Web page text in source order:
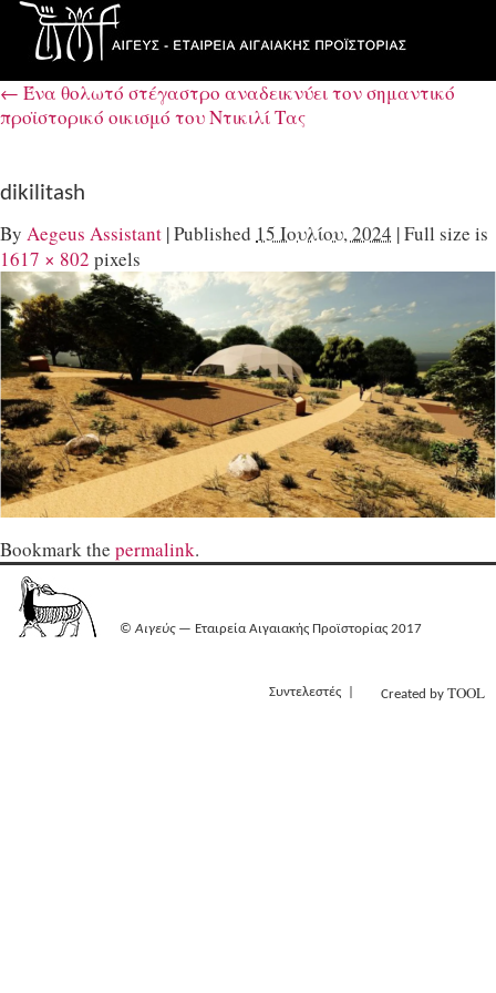
← Ένα θολωτό στέγαστρο αναδεικνύει τον σημαντικό
προϊστορικό οικισμό του Ντικιλί Τας
dikilitash
By Aegeus Assistant |Published 15 Ιουλίου, 2024 |Full size is
1617 × 802 pixels
Bookmark the permalink.
©Αιγεύς— Εταιρεία Αιγαιακής Προϊστορίας 2017
Συντελεστές Created by TOOL